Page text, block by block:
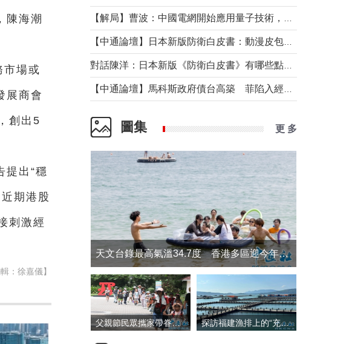
陳海潮
市場或
展商會
創出5
提出“穩
期港股
刺激經
輯：徐嘉儀】
圖集 更 多
天文台錄最高氣溫34.7度 香港多區迎今年最熱一天
父親節民眾攜家帶眷出遊 探訪福建漁排上的“充電寶”